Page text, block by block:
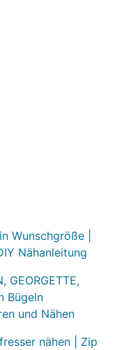
Wunschgröße |
Nähanleitung
GEORGETTE,
Bügeln
und Nähen
nähen | Zip